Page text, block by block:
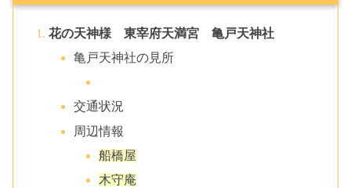
花の天神様 東宰府天満宮 亀戸天神社
亀戸天神社の見所
交通状況
周辺情報
船橋屋
木守庵